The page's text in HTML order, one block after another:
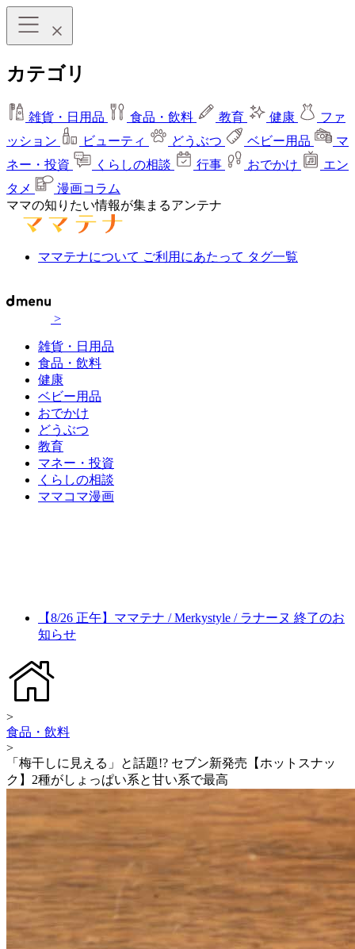
カテゴリ
雑貨・日用品 食品・飲料 教育 健康
ファ
ッション
ビューティ どうぶつ ベビー用品
マ
ネー・投資
くらしの相談 行事 おでかけ
エン
タメ
漫画コラム
ママの知りたい情報が集まるアンテナ
ママテナについて ご利用にあたって タグ一覧
>
雑貨・日用品
食品・飲料
健康
ベビー用品
おでかけ
どうぶつ
教育
マネー・投資
くらしの相談
ママコマ漫画
【8/26 正午】ママテナ / Merkystyle / ラナーヌ 終了のお
知らせ
>
食品・飲料
>
「梅干しに見える」と話題!? セブン新発売【ホットスナッ
ク】2種がしょっぱい系と甘い系で最高